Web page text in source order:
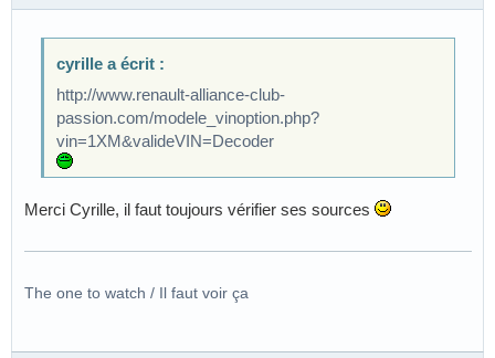
cyrille a écrit :
http://www.renault-alliance-club-
passion.com/modele_vinoption.php?
vin=1XM&valideVIN=Decoder
Merci Cyrille, il faut toujours vérifier ses sources
The one to watch / Il faut voir ça